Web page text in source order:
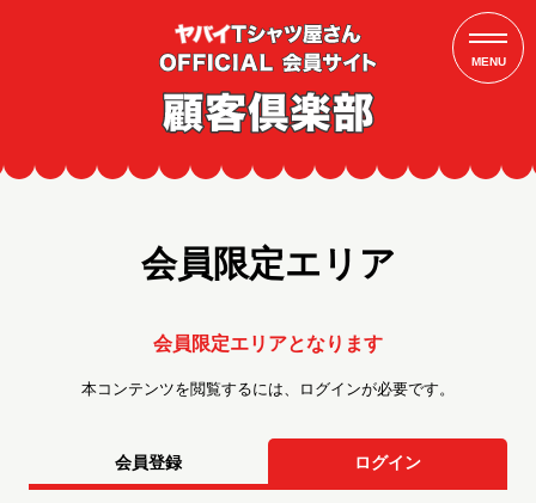
MENU
会員限定エリア
会員限定エリアとなります
本コンテンツを閲覧するには、ログインが必要です。
会員登録 ログイン